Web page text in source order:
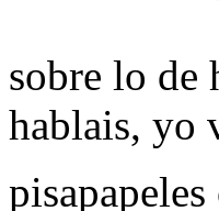
sobre lo de
hablais, yo
pisapapeles